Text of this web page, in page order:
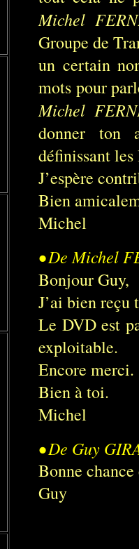
Michel
Groupe de
un certain
mots pour
Michel
donner ton
définissant
J’espère
Bien
Michel
•De Michel
Bonjour Guy,
J’ai bien reçu
Le DVD est
exploitable.
Encore merci.
Bien à toi.
Michel
• De Guy
Bonne
Guy